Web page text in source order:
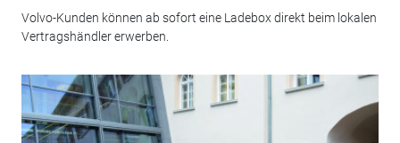
Volvo-Kunden können ab sofort eine Ladebox direkt beim lokalen
Vertragshändler erwerben.